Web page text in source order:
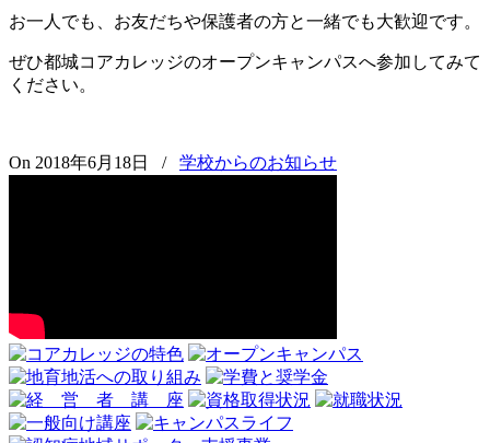
お一人でも、お友だちや保護者の方と一緒でも大歓迎です。
ぜひ都城コアカレッジのオープンキャンパスへ参加してみて
ください。
On 2018年6月18日 / 学校からのお知らせ